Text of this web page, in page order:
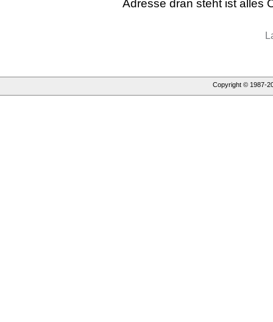
Adresse dran steht ist alles
Copyright © 1987-